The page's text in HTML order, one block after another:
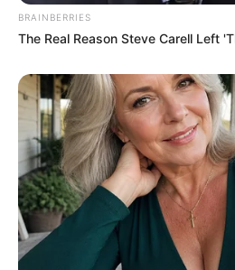
Land und mehrere unterworfene
mittels Frondiensten für seine
zu Kriegsdiensten für die höheren
Verfügung stehen. Damit das
funktioniert, waren schon von
Rangordnungen und die
Freie notwendig (Divide et
hatten schon die Römer gesagt).
Der älteste existierende
Eintreibung von Steuern:
BRAINBERRIES
The Real Reason Steve Carell Left